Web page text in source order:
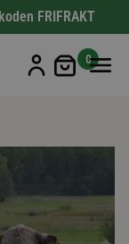
FRIFRAKT
Min
0